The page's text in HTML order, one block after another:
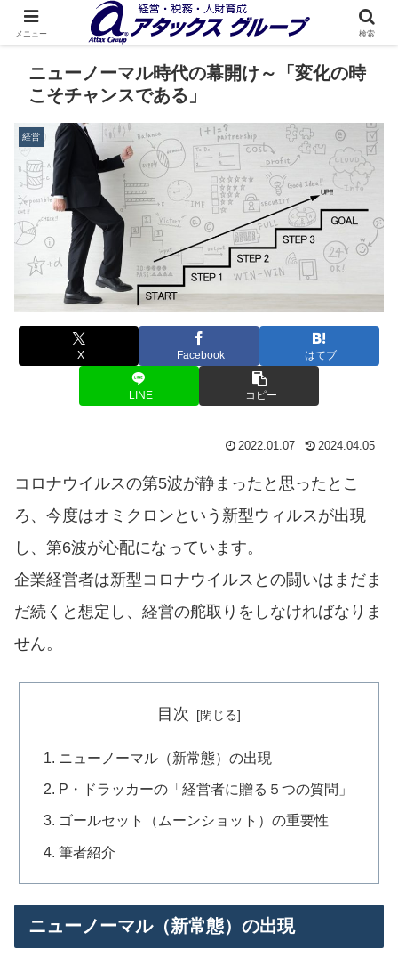
ニューノーマル時代の幕開け～「変化の時
こそチャンスである」
経営
X Facebook はてブ
LINE コピー
2022.01.07 2024.04.05
コロナウイルスの第5波が静まったと思ったとこ
ろ、今度はオミクロンという新型ウィルスが出現
し、第6波が心配になっています。
企業経営者は新型コロナウイルスとの闘いはまだま
だ続くと想定し、経営の舵取りをしなければなりま
せん。
目次
ニューノーマル（新常態）の出現
P・ドラッカーの「経営者に贈る５つの質問」
ゴールセット（ムーンショット）の重要性
筆者紹介
ニューノーマル（新常態）の出現
メニュー 検索